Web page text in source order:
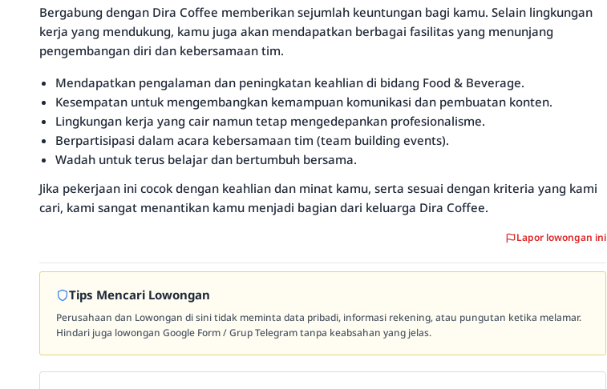
Bergabung dengan Dira Coffee memberikan sejumlah keuntungan bagi kamu. Selain lingkungan
kerja yang mendukung, kamu juga akan mendapatkan berbagai fasilitas yang menunjang
pengembangan diri dan kebersamaan tim.
Mendapatkan pengalaman dan peningkatan keahlian di bidang Food & Beverage.
Kesempatan untuk mengembangkan kemampuan komunikasi dan pembuatan konten.
Lingkungan kerja yang cair namun tetap mengedepankan profesionalisme.
Berpartisipasi dalam acara kebersamaan tim (team building events).
Wadah untuk terus belajar dan bertumbuh bersama.
Jika pekerjaan ini cocok dengan keahlian dan minat kamu, serta sesuai dengan kriteria yang kami
cari, kami sangat menantikan kamu menjadi bagian dari keluarga Dira Coffee.
Lapor lowongan ini
Tips Mencari Lowongan
Perusahaan dan Lowongan di sini tidak meminta data pribadi, informasi rekening, atau pungutan ketika melamar.
Hindari juga lowongan Google Form / Grup Telegram tanpa keabsahan yang jelas.